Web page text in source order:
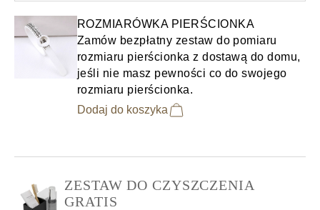
ROZMIARÓWKA PIERŚCIONKA
Zamów bezpłatny zestaw do pomiaru
rozmiaru pierścionka z dostawą do domu,
jeśli nie masz pewności co do swojego
rozmiaru pierścionka.
Dodaj do koszyka
ZESTAW DO CZYSZCZENIA
GRATIS